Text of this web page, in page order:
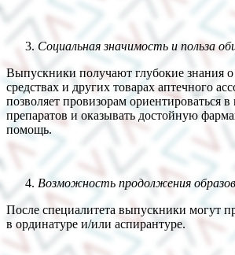
Социальная значимость и польза
Выпускники получают глубокие знания
средствах и других товарах аптечного
позволяет провизорам ориентироваться
препаратов и оказывать достойную
помощь.
Возможность продолжения
После специалитета выпускники могут
в ординатуре и/или аспирантуре.